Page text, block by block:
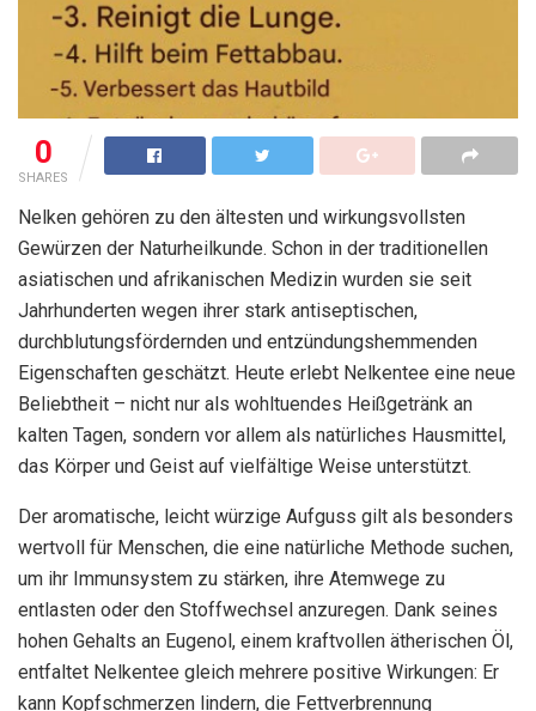
0
SHARES
Nelken gehören zu den ältesten und wirkungsvollsten
Gewürzen der Naturheilkunde. Schon in der traditionellen
asiatischen und afrikanischen Medizin wurden sie seit
Jahrhunderten wegen ihrer stark antiseptischen,
durchblutungsfördernden und entzündungshemmenden
Eigenschaften geschätzt. Heute erlebt Nelkentee eine neue
Beliebtheit – nicht nur als wohltuendes Heißgetränk an
kalten Tagen, sondern vor allem als natürliches Hausmittel,
das Körper und Geist auf vielfältige Weise unterstützt.
Der aromatische, leicht würzige Aufguss gilt als besonders
wertvoll für Menschen, die eine natürliche Methode suchen,
um ihr Immunsystem zu stärken, ihre Atemwege zu
entlasten oder den Stoffwechsel anzuregen. Dank seines
hohen Gehalts an Eugenol, einem kraftvollen ätherischen Öl,
entfaltet Nelkentee gleich mehrere positive Wirkungen: Er
kann Kopfschmerzen lindern, die Fettverbrennung